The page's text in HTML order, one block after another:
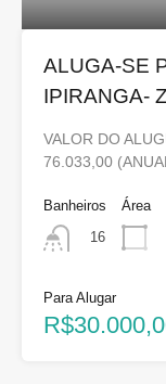
ALUGA-SE
IPIRANGA-
VALOR DO
76.033,00
Banheiros
16
Área
Para Alugar